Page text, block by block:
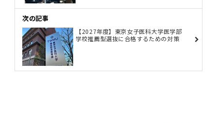
次の記事
【2027年度】東京女子医科大学医学部
学校推薦型選抜に合格するための対策